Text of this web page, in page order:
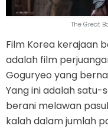
The Great
Film Korea kerajaan
adalah film
Goguryeo yang
Yang ini adalah satu-
berani melawan
kalah dalam jumlah